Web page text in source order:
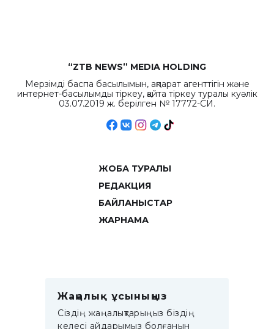
“ZTB NEWS” MEDIA HOLDING
Мерзімді баспа басылымын, ақпарат агенттігін және
интернет-басылымды тіркеу, қайта тіркеу туралы куәлік
03.07.2019 ж. берілген № 17772-СИ.
ЖОБА ТУРАЛЫ
РЕДАКЦИЯ
БАЙЛАНЫСТАР
ЖАРНАМА
Жаңалық ұсыныңыз
Сіздің жаңалықтарыңыз біздің
келесі айдарымыз болғанын